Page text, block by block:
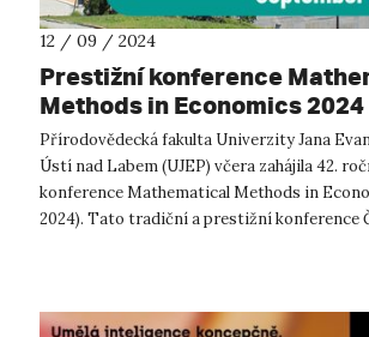
12 / 09 / 2024
Prestižní konference
Methods in Economics 2024
UJEP
Přírodovědecká fakulta Univerzity Jana
Ústí nad Labem (UJEP) včera zahájila 42.
konference Mathematical Methods in
2024). Tato tradiční a prestižní konference